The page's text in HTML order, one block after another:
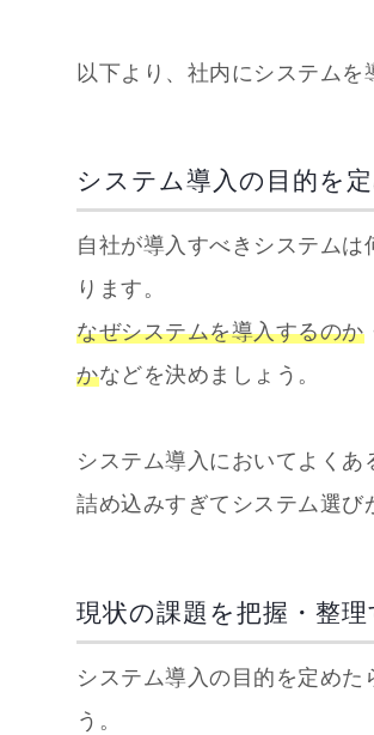
以下より、社内にシステムを
システム導入の目的を
自社が導入すべきシステム
ります。
なぜシステムを導入するのか
かなどを決めましょう。
システム導入においてよく
詰め込みすぎてシステム選び
現状の課題を把握・整理
システム導入の目的を定め
う。